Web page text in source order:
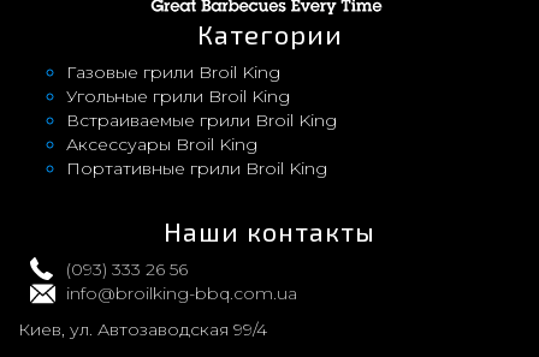
Категории
Газовые грили Broil King
Угольные грили Broil King
Встраиваемые грили Broil King
Аксессуары Broil King
Портативные грили Broil King
Наши контакты
(093) 333 26 56
info@broilking-bbq.com.ua
Киев, ул. Автозаводская 99/4